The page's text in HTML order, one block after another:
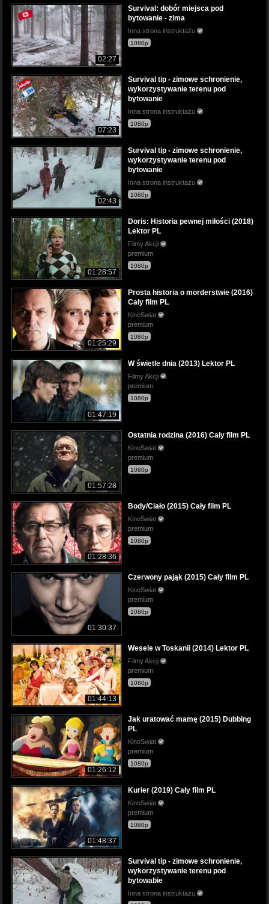
02:27
Survival: dobór miejsca pod
bytowanie - zima
Inna strona instruktażu
1080p
07:23
Survival tip - zimowe schronienie,
wykorzystywanie terenu pod
bytowanie
Inna strona instruktażu
1080p
02:43
Survival tip - zimowe schronienie,
wykorzystywanie terenu pod
bytowanie
Inna strona instruktażu
1080p
01:28:57
Doris: Historia pewnej miłości (2018)
Lektor PL
Filmy Akcji
premium
1080p
01:25:29
Prosta historia o morderstwie (2016)
Cały film PL
KinoSwiat
premium
1080p
01:47:19
W świetle dnia (2013) Lektor PL
Filmy Akcji
premium
1080p
01:57:28
Ostatnia rodzina (2016) Cały film PL
KinoSwiat
premium
1080p
01:28:36
Body/Ciało (2015) Cały film PL
KinoSwiat
premium
1080p
01:30:37
Czerwony pająk (2015) Cały film PL
KinoSwiat
premium
1080p
01:44:13
Wesele w Toskanii (2014) Lektor PL
Filmy Akcji
premium
1080p
01:26:12
Jak uratować mamę (2015) Dubbing
PL
KinoSwiat
premium
1080p
01:48:37
Kurier (2019) Cały film PL
KinoSwiat
premium
1080p
Survival tip - zimowe schronienie,
wykorzystywanie terenu pod
bytowabie
Inna strona instruktażu